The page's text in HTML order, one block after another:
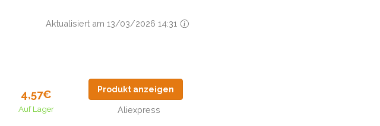
Aktualisiert am 13/03/2026 14:31
4,57€
Auf Lager
Produkt anzeigen
Aliexpress